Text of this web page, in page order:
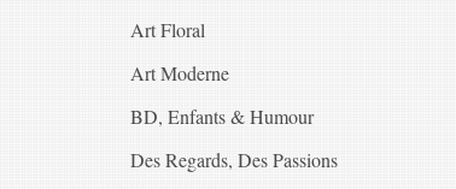
Art Floral
Art Moderne
BD, Enfants & Humour
Des Regards, Des Passions